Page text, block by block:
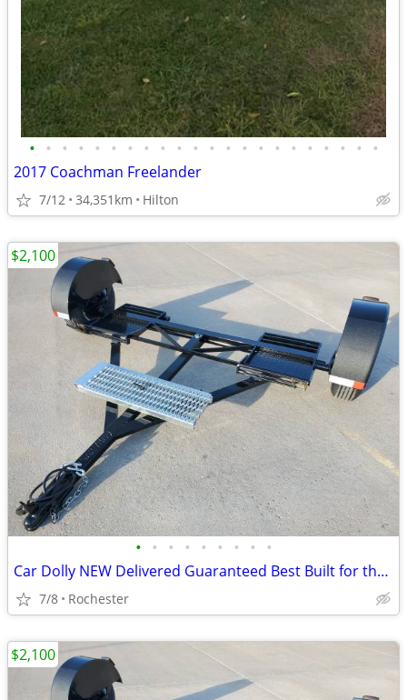
• • • • • • • • • • • • • • • • • • • • • •
2017 Coachman Freelander
7/12 34,351km Hilton
• • • • • • • • •
Car Dolly NEW Delivered Guaranteed Best Built for the Money in U.S.!
7/8 Rochester
$2,100
$2,100